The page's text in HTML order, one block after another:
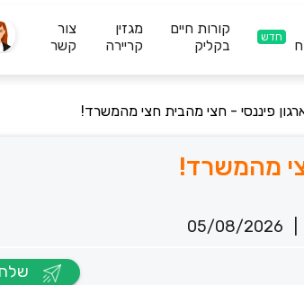
חדש
קורות חיים
בקליק
מגזין
קריירה
צור
קשר
פיננסי - חצי מהבית חצי מהמשרד!
מהמשרד!
05/08/2026